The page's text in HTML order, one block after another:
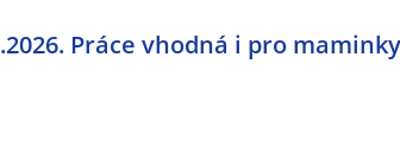
Práce vhodná i pro